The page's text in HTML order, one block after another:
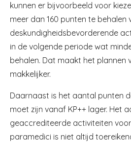
kunnen er bijvoorbeeld voor
meer dan 160 punten te behalen
deskundigheidsbevorderende
in de volgende periode wat
behalen. Dat maakt het plannen
makkelijker.
Daarnaast is het aantal punten
moet zijn vanaf KP++ lager. Het
geaccrediteerde activiteiten
paramedici is niet altijd